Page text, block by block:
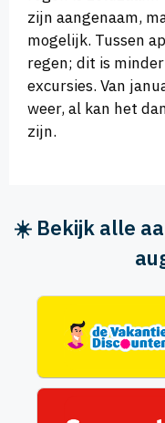
zijn aangenaam,
mogelijk. Tussen
regen; dit is
excursies. Van
weer, al kan het
zijn.
☀️ Bekijk alle